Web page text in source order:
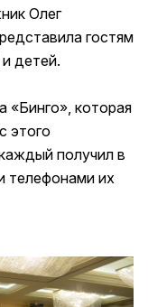
Олег
гостям
детей.
«Бинго», которая
этого
получил в
телефонами их